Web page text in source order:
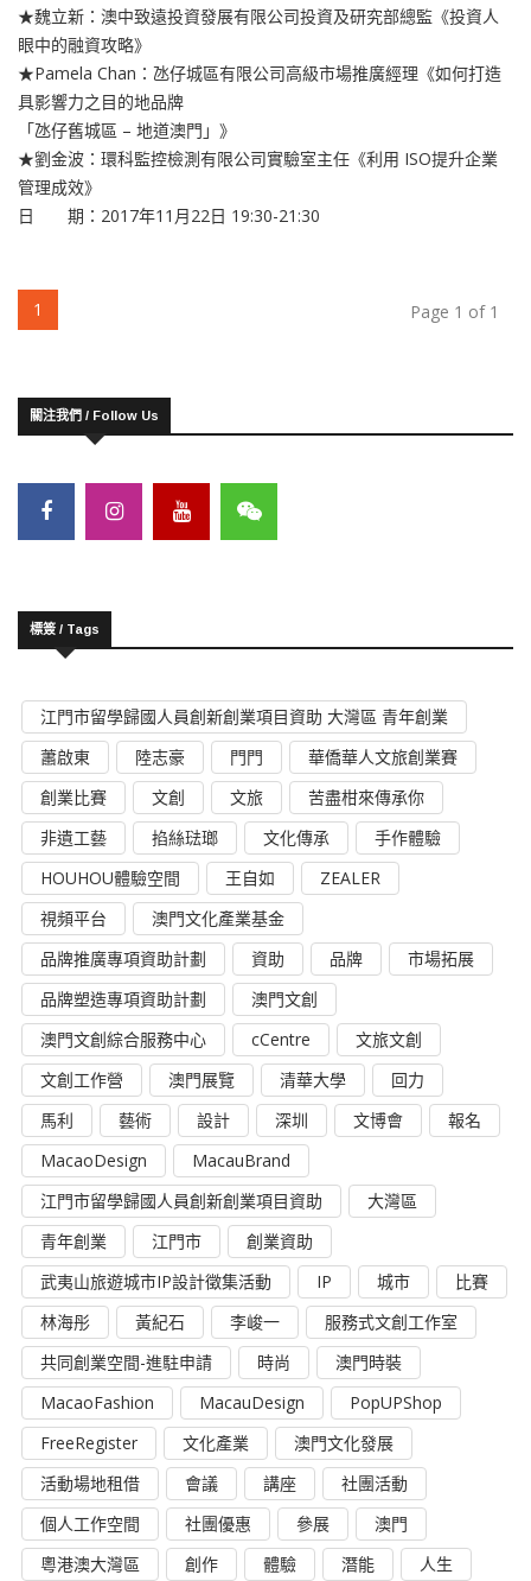
★魏立新：澳中致遠投資發展有限公司投資及研究部總監《投資人
眼中的融資攻略》
★Pamela Chan：氹仔城區有限公司高級市場推廣經理《如何打造
具影響力之目的地品牌
「氹仔舊城區 – 地道澳門」》
★劉金波：環科監控檢測有限公司實驗室主任《利用 ISO提升企業
管理成效》
日 期：2017年11月22日 19:30-21:30
1 Page 1 of 1
關注我們 / Follow Us
標簽 / Tags
江門市留學歸國人員創新創業項目資助 大灣區 青年創業
蕭啟東
陸志豪 門門
華僑華人文旅創業賽
創業比賽
文創 文旅
苦盡柑來傳承你
非遺工藝
掐絲琺瑯 文化傳承
手作體驗
HOUHOU體驗空間
王自如
ZEALER
視頻平台
澳門文化產業基金
品牌推廣專項資助計劃
資助 品牌
市場拓展
品牌塑造專項資助計劃
澳門文創
澳門文創綜合服務中心
cCentre
文旅文創
文創工作營
澳門展覽 清華大學
回力
馬利
藝術 設計 深圳 文博會
報名
MacaoDesign
MacauBrand
江門市留學歸國人員創新創業項目資助
大灣區
青年創業
江門市
創業資助
武夷山旅遊城市IP設計徵集活動
IP 城市
比賽
林海彤
黃紀石 李峻一
服務式文創工作室
共同創業空間-進駐申請
時尚
澳門時裝
MacaoFashion
MacauDesign
PopUPShop
FreeRegister
文化產業
澳門文化發展
活動場地租借
會議 講座
社團活動
個人工作空間
社團優惠 參展
澳門
粵港澳大灣區
創作 體驗 潛能 人生